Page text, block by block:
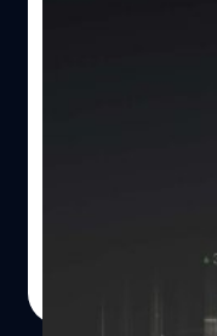
สามัญผู้ถือหุ้น ประจ
|